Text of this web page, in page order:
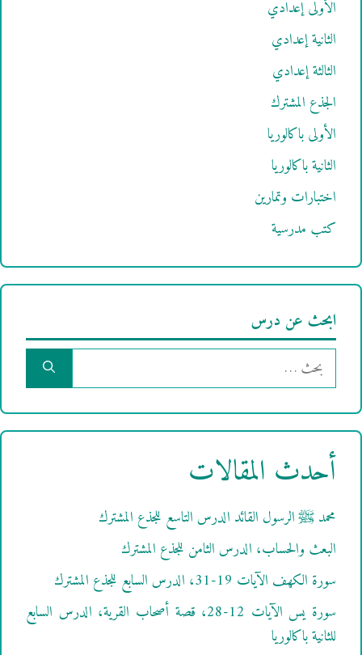
الأولى إعدادي
الثانية إعدادي
الثالثة إعدادي
الجذع المشترك
الأولى باكالوريا
الثانية باكالوريا
اختبارات وتمارين
كتب مدرسية
ابحث عن درس
البحث
عن:
أحدث المقالات
محمد ﷺ الرسول القائد الدرس التاسع للجذع المشترك
البعث والحساب، الدرس الثامن للجذع المشترك
سورة الكهف الآيات 19-31، الدرس السابع للجذع المشترك
سورة يس الآيات 12-28، قصة أصحاب القرية، الدرس السابع
للثانية باكالوريا